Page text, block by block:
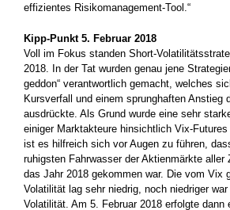
effizientes Risikomanagement-Tool.“
Kipp-Punkt 5. Februar 2018
Voll im Fokus standen Short-
2018. In der Tat wurden genau jene
geddon“ verantwortlich gemacht, welches
Kursverfall und einem sprunghaften Anstieg
ausdrückte. Als Grund wurde eine sehr
einiger Marktakteure hinsichtlich Vix-
ist es hilfreich sich vor Augen zu führen,
ruhigsten Fahrwasser der Aktienmärkte aller
das Jahr 2018 gekommen war. Die vom Vix
Volatilität lag sehr niedrig, noch niedriger
Volatilität. Am 5. Februar 2018 erfolgte